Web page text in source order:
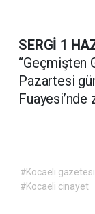
SERGİ 1
“Geçmişten
Pazartesi
#Kocaeli gazetesi
#Kocaeli cinayet